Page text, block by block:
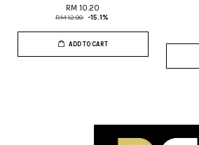
RM 10.20
RM 12.00 -15.1%
ADD TO CART